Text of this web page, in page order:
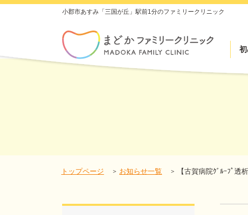
小郡市あすみ「三国が丘」駅前1分のファミリークリニック
top.php"}>
トップページ お知らせ一覧 【古賀病院ｸﾞﾙｰﾌﾟ透